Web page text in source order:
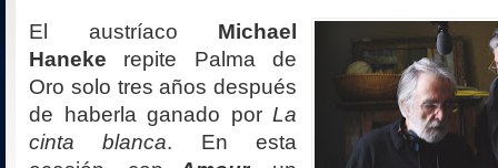
El austríaco Michael
Haneke repite Palma de
Oro solo tres años después
de haberla ganado por La
cinta blanca. En esta